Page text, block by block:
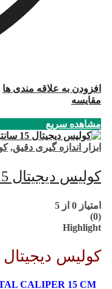
افزودن به علاقه مندی ها
مقایسه
مشاهده سریع
ابزار اندازه گیری دقیق,
کولیس دیجیتال 15 سانت
امتیاز 0 از 5
(0)
Highlight
کولیس دیجیتال 15 سانت